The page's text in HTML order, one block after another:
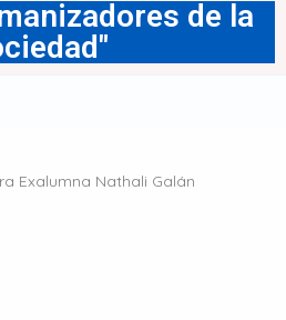
de la
Exalumna Nathali Galán